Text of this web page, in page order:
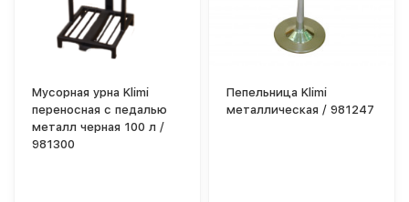
Мусорная урна Klimi
переносная с педалью
металл черная 100 л /
981300
Пепельница Klimi
металлическая / 981247